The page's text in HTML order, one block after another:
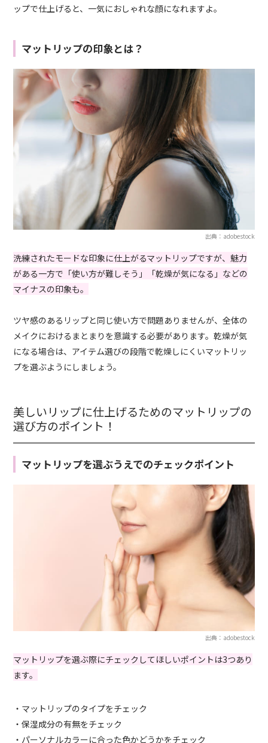
ップで仕上げると、一気におしゃれな顔になれますよ。
マットリップの印象とは？
出典：adobestock
洗練されたモードな印象に仕上がるマットリップですが、魅力
がある一方で「使い方が難しそう」「乾燥が気になる」などの
マイナスの印象も。
ツヤ感のあるリップと同じ使い方で問題ありませんが、全体の
メイクにおけるまとまりを意識する必要があります。乾燥が気
になる場合は、アイテム選びの段階で乾燥しにくいマットリッ
プを選ぶようにしましょう。
美しいリップに仕上げるためのマットリップの
選び方のポイント！
マットリップを選ぶうえでのチェックポイント
出典：adobestock
マットリップを選ぶ際にチェックしてほしいポイントは3つあり
ます。
・マットリップのタイプをチェック
・保湿成分の有無をチェック
・パーソナルカラーに合った色かどうかをチェック